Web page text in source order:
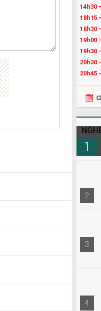
14h30
18h15
18h30
19h00
19h30
20h30
20h45
22h30
1
2
3
4